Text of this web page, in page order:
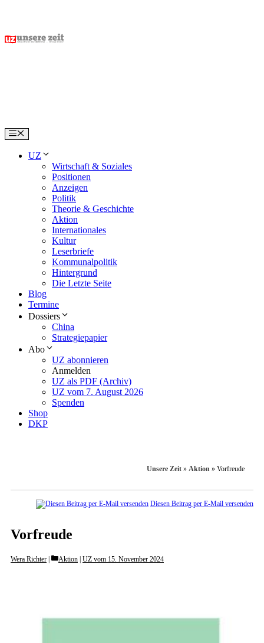
content
Menu
UZ
Wirtschaft & Soziales
Positionen
Anzeigen
Politik
Theorie & Geschichte
Aktion
Internationales
Kultur
Leserbriefe
Kommunalpolitik
Hintergrund
Die Letzte Seite
Blog
Termine
Dossiers
China
Strategiepapier
Abo
UZ abonnieren
Anmelden
UZ als PDF (Archiv)
UZ vom 7. August 2026
Spenden
Shop
DKP
Unsere Zeit » Aktion » Vorfreude
Diesen Beitrag per E-Mail versenden
Vorfreude
Wera Richter Categories
Aktion UZ vom 15. November 2024